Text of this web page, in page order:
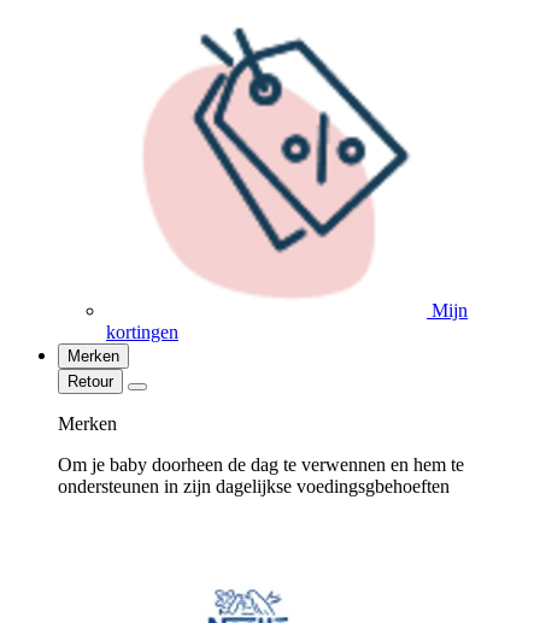
Mijn
kortingen
Merken
Retour
Merken
Om je baby doorheen de dag te verwennen en hem te
ondersteunen in zijn dagelijkse voedingsgbehoeften